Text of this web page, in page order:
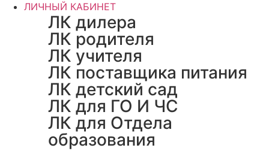
ЛИЧНЫЙ КАБИНЕТ
ЛК дилера
ЛК родителя
ЛК учителя
ЛК поставщика питания
ЛК детский сад
ЛК для ГО И ЧС
ЛК для Отдела
образования